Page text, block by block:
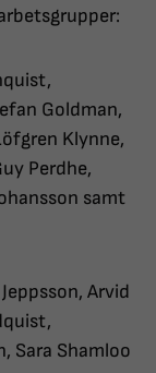
Goldman,
Klynne,
Perdhe,
samt
Arvid
Sara Shamloo